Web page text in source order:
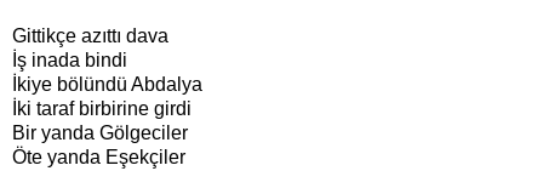
Gittikçe azıttı dava
İş inada bindi
İkiye bölündü Abdalya
İki taraf birbirine girdi
Bir yanda Gölgeciler
Öte yanda Eşekçiler